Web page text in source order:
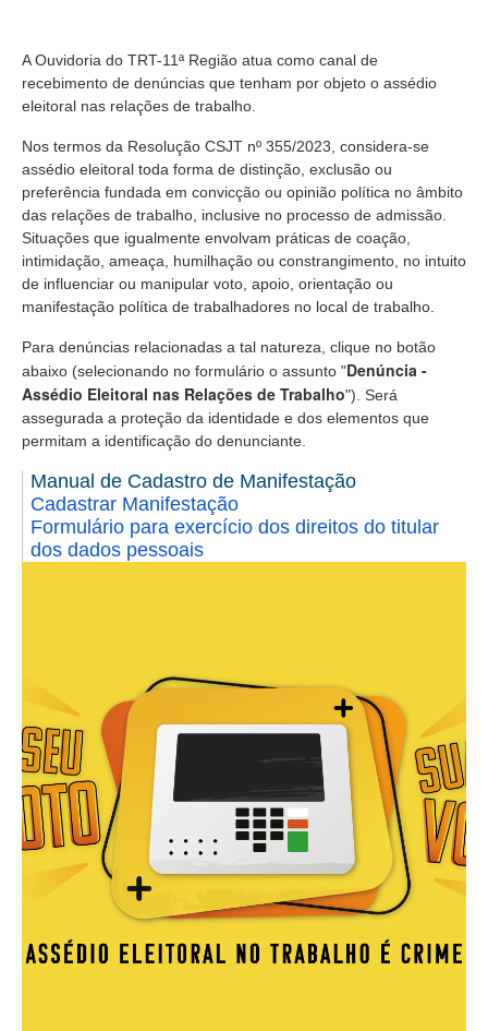
Calendário das Sessões da 1ª Turma 2026
Calendário de Sessões da 2ª Turma - 2026
Calendário das Sessões da 3ª Turma 2026
Calendário das Sessões do Pleno e Especializadas 2026
Carta de Serviços ao Cidadão
Cartilhas
Cadastro de Peritos, Tradutores e Intérpretes
Calendário de Eventos
Calendário de Eventos passados
Calendário das Correições
Calendário de Suspensão
Calendário da Justiça Itinerante
Diários Eletrônicos
e-Doc
Espaço do Servidor
Guias de recolhimento
Leilão Público
Mapa do site
META 9 do CNJ
Pauta Digital
A Ouvidoria do TRT-11ª Região atua como canal de
recebimento de denúncias que tenham por objeto o assédio
eleitoral nas relações de trabalho.
Nos termos da Resolução CSJT nº 355/2023, considera-se
assédio eleitoral toda forma de distinção, exclusão ou
preferência fundada em convicção ou opinião política no âmbito
das relações de trabalho, inclusive no processo de admissão.
Situações que igualmente envolvam práticas de coação,
intimidação, ameaça, humilhação ou constrangimento, no intuito
de influenciar ou manipular voto, apoio, orientação ou
manifestação política de trabalhadores no local de trabalho.
Para denúncias relacionadas a tal natureza, clique no botão
abaixo (selecionando no formulário o assunto "Denúncia -
Assédio Eleitoral nas Relações de Trabalho"). Será
assegurada a proteção da identidade e dos elementos que
permitam a identificação do denunciante.
Manual de Cadastro de Manifestação
Cadastrar Manifestação
Formulário para exercício dos direitos do titular
dos dados pessoais